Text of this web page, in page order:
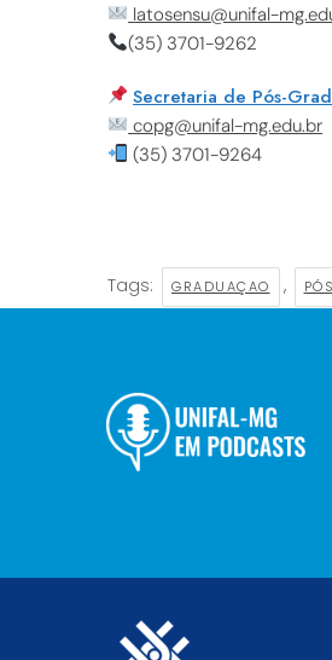
latosensu@unifal-
(35) 3701-9262
Secretaria de Pós-
copg@unifal-mg.edu.br
(35) 3701-9264
Tags: GRADUAÇAO ,